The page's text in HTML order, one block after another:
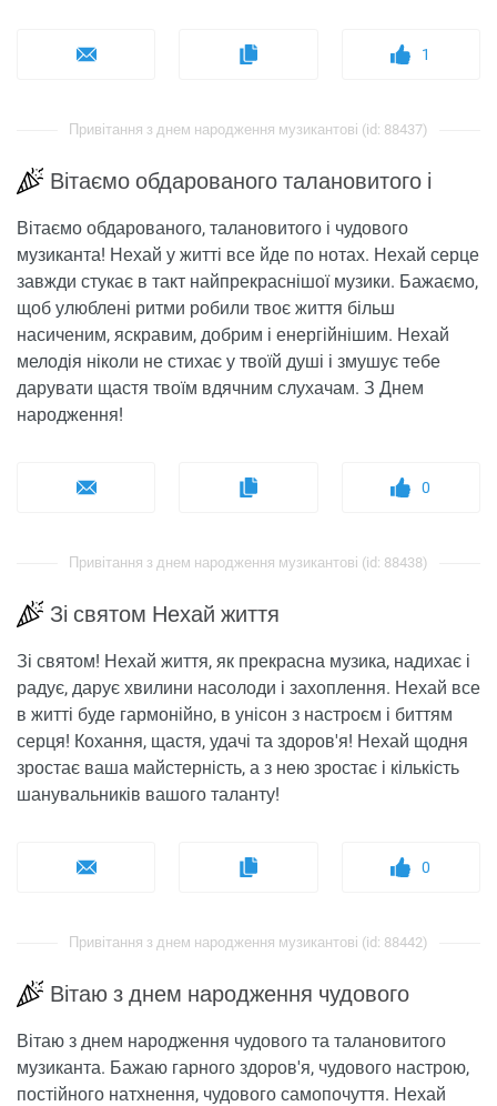
1
Привітання з днем ​​народження музикантові (id: 88437)
Вітаємо обдарованого талановитого і
Вітаємо обдарованого, талановитого і чудового
музиканта! Нехай у житті все йде по нотах. Нехай серце
завжди стукає в такт найпрекраснішої музики. Бажаємо,
щоб улюблені ритми робили твоє життя більш
насиченим, яскравим, добрим і енергійнішим. Нехай
мелодія ніколи не стихає у твоїй душі і змушує тебе
дарувати щастя твоїм вдячним слухачам. З Днем
народження!
0
Привітання з днем ​​народження музикантові (id: 88438)
Зі святом Нехай життя
Зі святом! Нехай життя, як прекрасна музика, надихає і
радує, дарує хвилини насолоди і захоплення. Нехай все
в житті буде гармонійно, в унісон з настроєм і биттям
серця! Кохання, щастя, удачі та здоров'я! Нехай щодня
зростає ваша майстерність, а з нею зростає і кількість
шанувальників вашого таланту!
0
Привітання з днем ​​народження музикантові (id: 88442)
Вітаю з днем народження чудового
Вітаю з днем народження чудового та талановитого
музиканта. Бажаю гарного здоров'я, чудового настрою,
постійного натхнення, чудового самопочуття. Нехай